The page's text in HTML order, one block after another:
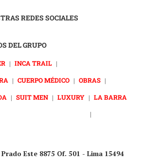
REDES SOCIALES
DEL GRUPO
| INCA TRAIL |
| CUERPO MÉDICO | OBRAS |
| SUIT MEN | LUXURY | LA BARRA
|
Este 8875 Of. 501 - Lima 15494